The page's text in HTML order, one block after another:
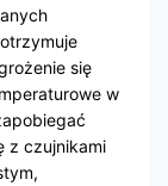
się
w
z czujnikami